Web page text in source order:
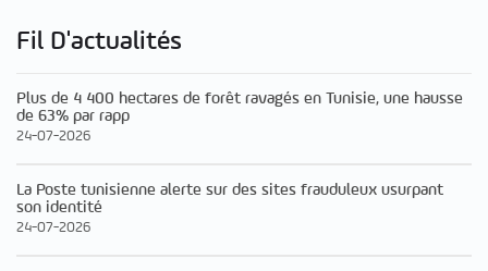
Fil D'actualités
Plus de 4 400 hectares de forêt ravagés en Tunisie, une hausse
de 63% par rapp
24-07-2026
La Poste tunisienne alerte sur des sites frauduleux usurpant
son identité
24-07-2026